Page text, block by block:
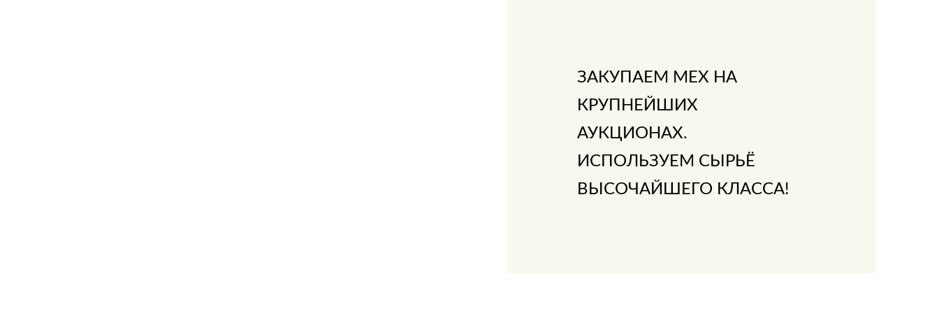
ЗАКУПАЕМ МЕХ НА
КРУПНЕЙШИХ
АУКЦИОНАХ.
ИСПОЛЬЗУЕМ СЫРЬЁ
ВЫСОЧАЙШЕГО КЛАССА!